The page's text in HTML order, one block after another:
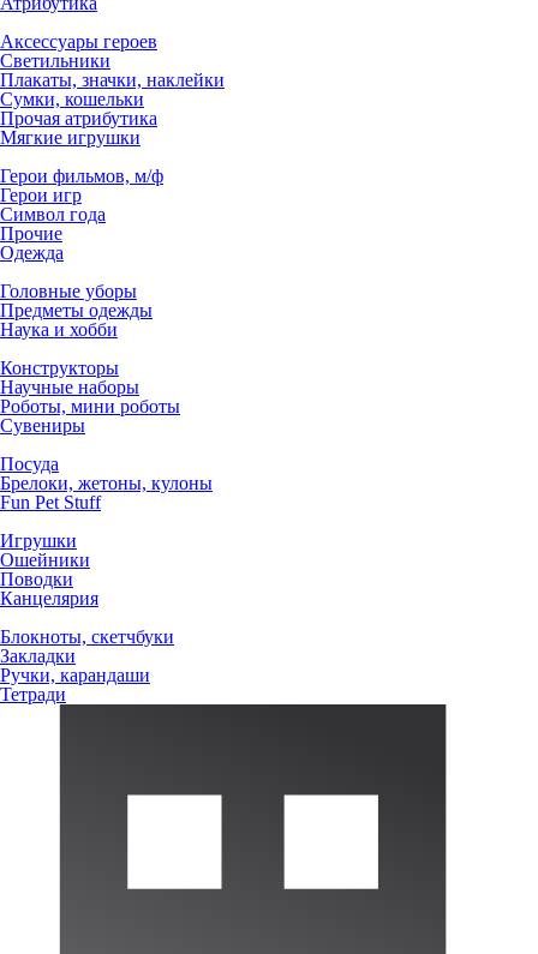
Аксессуары героев
Светильники
Плакаты, значки, наклейки
Сумки, кошельки
Прочая атрибутика
Мягкие игрушки
Герои фильмов, м/ф
Герои игр
Символ года
Прочие
Одежда
Головные уборы
Предметы одежды
Наука и хобби
Конструкторы
Научные наборы
Роботы, мини роботы
Сувениры
Посуда
Брелоки, жетоны, кулоны
Fun Pet Stuff
Игрушки
Ошейники
Поводки
Канцелярия
Блокноты, скетчбуки
Закладки
Ручки, карандаши
Тетради